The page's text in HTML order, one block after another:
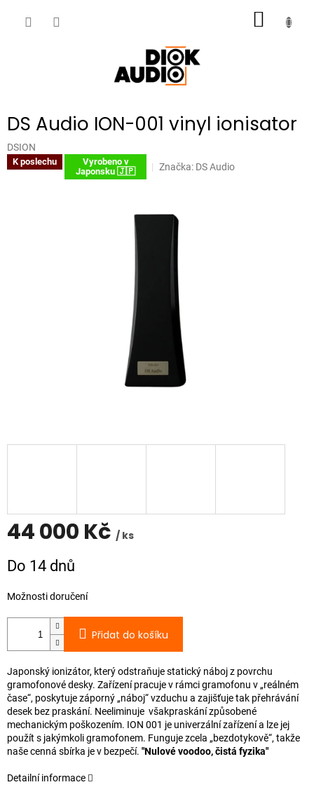
DS Audio ION-001 vinyl ionisator
DSION
K poslechu
Vyrobeno v
Japonsku 🇯🇵
Značka: DS Audio
44 000 Kč / ks
cena:
Do 14 dnů
Možnosti doručení
Přidat do košíku
Japonský ionizátor, který odstraňuje statický náboj z povrchu
gramofonové desky. Zařízení pracuje v rámci gramofonu v „reálném
čase“, poskytuje záporný „náboj“ vzduchu a zajišťuje tak přehrávání
desek bez praskání. Neeliminuje všakpraskání způsobené
mechanickým poškozením. ION 001 je univerzální zařízení a lze jej
použít s jakýmkoli gramofonem. Funguje zcela „bezdotykově“, takže
naše cenná sbírka je v bezpečí. "Nulové voodoo, čistá fyzika"
Detailní informace